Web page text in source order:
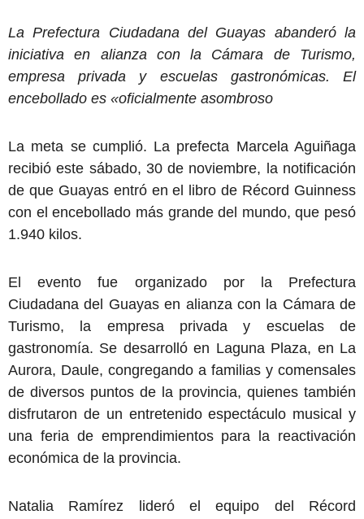
La Prefectura Ciudadana del Guayas abanderó la
iniciativa en alianza con la Cámara de Turismo,
empresa privada y escuelas gastronómicas. El
encebollado es «oficialmente asombroso
La meta se cumplió. La prefecta Marcela Aguiñaga
recibió este sábado, 30 de noviembre, la notificación
de que Guayas entró en el libro de Récord Guinness
con el encebollado más grande del mundo, que pesó
1.940 kilos.
El evento fue organizado por la Prefectura
Ciudadana del Guayas en alianza con la Cámara de
Turismo, la empresa privada y escuelas de
gastronomía. Se desarrolló en Laguna Plaza, en La
Aurora, Daule, congregando a familias y comensales
de diversos puntos de la provincia, quienes también
disfrutaron de un entretenido espectáculo musical y
una feria de emprendimientos para la reactivación
económica de la provincia.
Natalia Ramírez lideró el equipo del Récord